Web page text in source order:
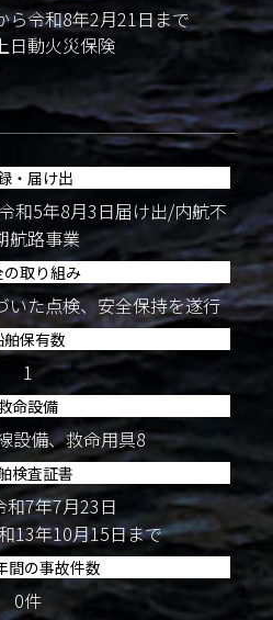
ら令和8年2月21日まで
日動火災保険
・届け出
和5年8月3日届け出/内航不
航路事業
の取り組み
いた点検、安全保持を遂行
舶保有数
1
命設備
設備、救命用具8
検査証書
和7年7月23日
13年10月15日まで
間の事故件数
0件